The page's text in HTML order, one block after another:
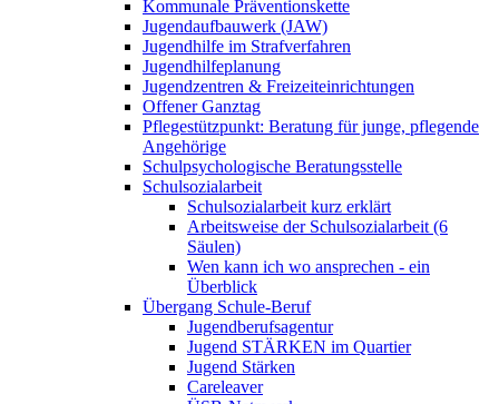
Kommunale Präventionskette
Jugendaufbauwerk (JAW)
Jugendhilfe im Strafverfahren
Jugendhilfeplanung
Jugendzentren & Freizeiteinrichtungen
Offener Ganztag
Pflegestützpunkt: Beratung für junge, pflegende
Angehörige
Schulpsychologische Beratungsstelle
Schulsozialarbeit
Schulsozialarbeit kurz erklärt
Arbeitsweise der Schulsozialarbeit (6
Säulen)
Wen kann ich wo ansprechen - ein
Überblick
Übergang Schule-Beruf
Jugendberufsagentur
Jugend STÄRKEN im Quartier
Jugend Stärken
Careleaver